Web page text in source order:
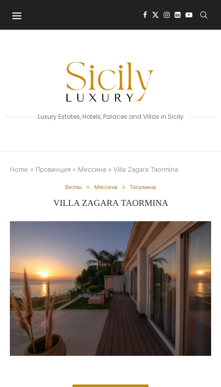
Luxury Estates, Hotels, Palaces and Villas in Sicily
Home » Провинция » Мессина » Villa Zagara Taormina
Виллы Мессина Таормина
VILLA ZAGARA TAORMINA